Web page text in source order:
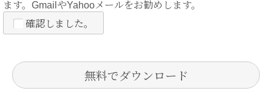
ます。GmailやYahooメールをお勧めします。
確認しました。